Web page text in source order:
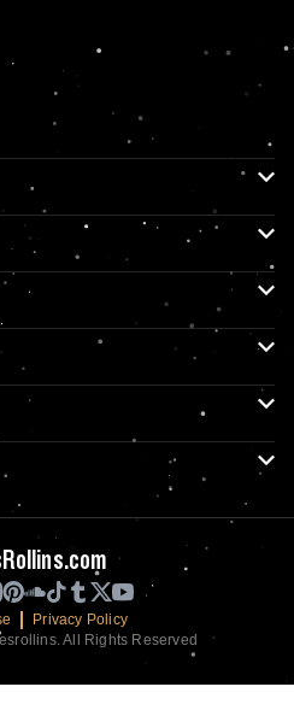
Privacy Policy
All Rights Reserved